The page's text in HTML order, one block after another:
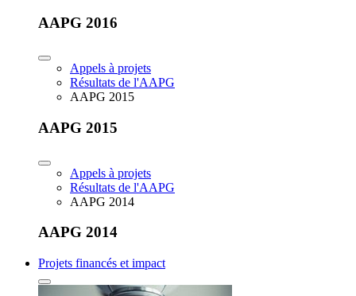
AAPG 2016
Appels à projets
Résultats de l'AAPG
AAPG 2015
AAPG 2015
Appels à projets
Résultats de l'AAPG
AAPG 2014
AAPG 2014
Projets financés et impact